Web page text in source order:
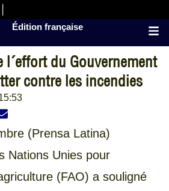
Édition française
l´effort du Gouvernement
contre les incendies
(Prensa Latina)
Nations Unies pour
(FAO) a souligné